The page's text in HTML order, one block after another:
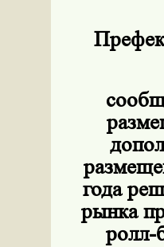
года
рынка
ролл-